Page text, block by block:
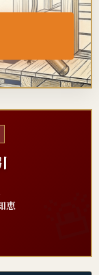
🐜
恵